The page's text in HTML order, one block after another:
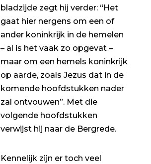
bladzijde zegt hij verder: “Het
gaat hier nergens om een of
ander koninkrijk in de hemelen
– al is het vaak zo opgevat –
maar om een hemels koninkrijk
op aarde, zoals Jezus dat in de
komende hoofdstukken nader
zal ontvouwen”. Met die
volgende hoofdstukken
verwijst hij naar de Bergrede.
Kennelijk zijn er toch veel